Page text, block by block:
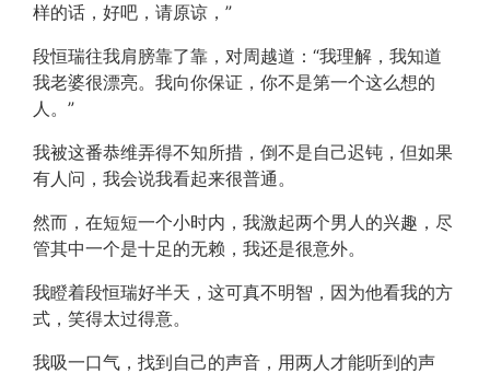
样的话，好吧，请原谅，”
段恒瑞往我肩膀靠了靠，对周越道：“我理解，我知道
我老婆很漂亮。我向你保证，你不是第一个这么想的
人。”
我被这番恭维弄得不知所措，倒不是自己迟钝，但如果
有人问，我会说我看起来很普通。
然而，在短短一个小时内，我激起两个男人的兴趣，尽
管其中一个是十足的无赖，我还是很意外。
我瞪着段恒瑞好半天，这可真不明智，因为他看我的方
式，笑得太过得意。
我吸一口气，找到自己的声音，用两人才能听到的声